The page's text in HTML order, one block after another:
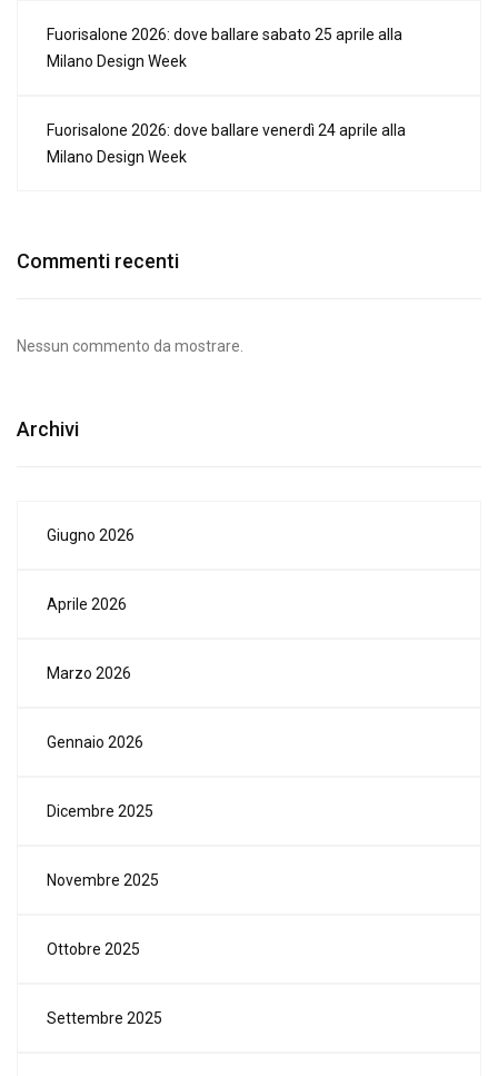
Fuorisalone 2026: dove ballare sabato 25 aprile alla
Milano Design Week
Fuorisalone 2026: dove ballare venerdì 24 aprile alla
Milano Design Week
Commenti recenti
Nessun commento da mostrare.
Archivi
Giugno 2026
Aprile 2026
Marzo 2026
Gennaio 2026
Dicembre 2025
Novembre 2025
Ottobre 2025
Settembre 2025